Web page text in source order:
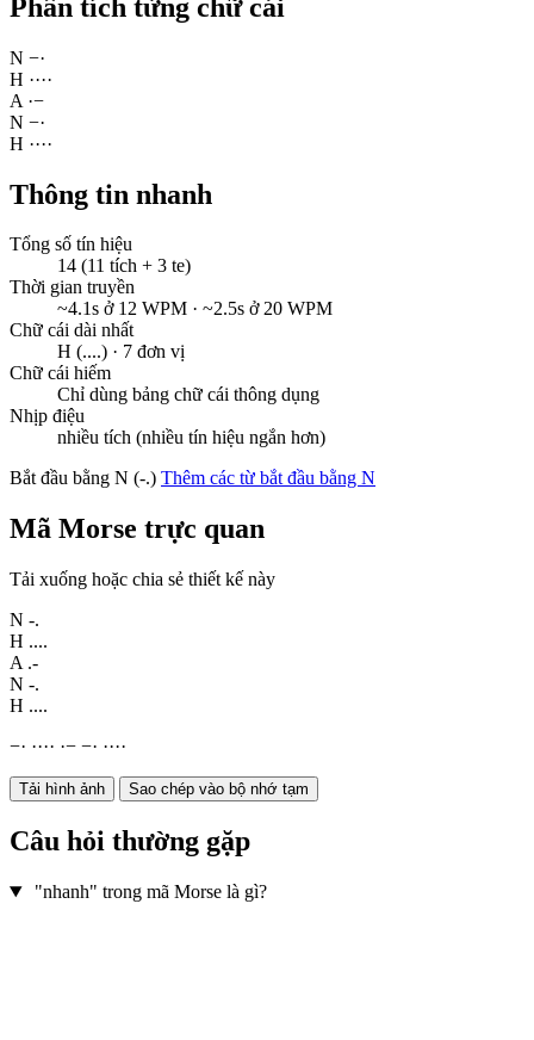
Phân tích từng chữ cái
N −·
H ····
A ·−
N −·
H ····
Thông tin nhanh
Tổng số tín hiệu
14 (11 tích + 3 te)
Thời gian truyền
~4.1s ở 12 WPM · ~2.5s ở 20 WPM
Chữ cái dài nhất
H (....) · 7 đơn vị
Chữ cái hiếm
Chỉ dùng bảng chữ cái thông dụng
Nhịp điệu
nhiều tích (nhiều tín hiệu ngắn hơn)
Bắt đầu bằng N (-.) Thêm các từ bắt đầu bằng N
Mã Morse trực quan
Tải xuống hoặc chia sẻ thiết kế này
N -.
H ....
A .-
N -.
H ....
−· ···· ·− −· ····
Tải hình ảnh Sao chép vào bộ nhớ tạm
Câu hỏi thường gặp
"nhanh" trong mã Morse là gì?